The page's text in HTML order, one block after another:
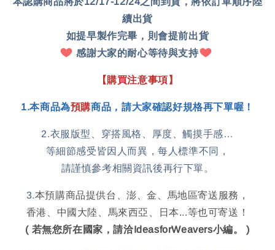
續出貨
如提早製作完畢，則會提前出貨
感謝大家的耐心等待與支持
【購買注意事項】
1.本商品為預購商品 ， 請大家確認好規格再下單喔！
2.衣服版型、穿搭風格、厚度、觸摸手感…
等細節感受皆因人而異，每人標準不同，
請謹慎參考相關資訊後再行下單。
3.本預購商品提供台、澎、金、馬地區寄送服務，
香港、中國大陸、馬來西亞、日本...等也可寄送！
( 若無您所在國家，請洽IdeasforWeavers小編。 )